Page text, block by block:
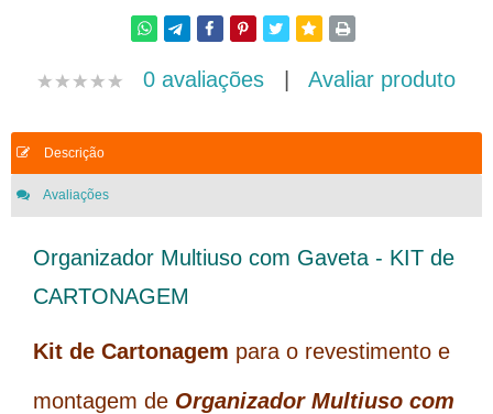
0 avaliações | Avaliar produto
Descrição
Avaliações
Organizador Multiuso com Gaveta - KIT de
CARTONAGEM
Kit de Cartonagem para o revestimento e
montagem de Organizador Multiuso com